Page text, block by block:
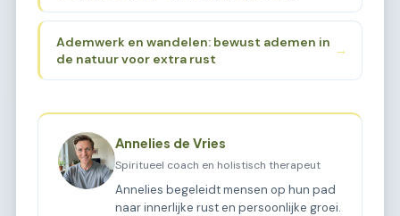
Ademwerk en wandelen: bewust ademen in
de natuur voor extra rust
→
Annelies de Vries
Spiritueel coach en holistisch therapeut
Annelies begeleidt mensen op hun pad
naar innerlijke rust en persoonlijke groei.